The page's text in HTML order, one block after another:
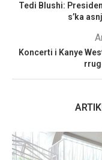
Tedi Blushi:
s’ka
Koncerti i Kanye